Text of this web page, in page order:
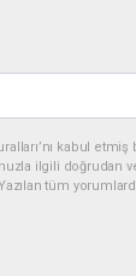
kabul
ilgili doğrudan
tüm